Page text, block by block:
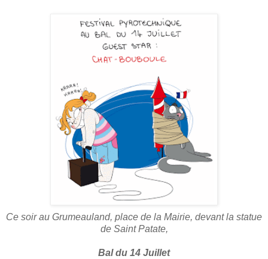
Ce soir au Grumeauland, place de la Mairie, devant la statue
de Saint Patate,
Bal du 14 Juillet